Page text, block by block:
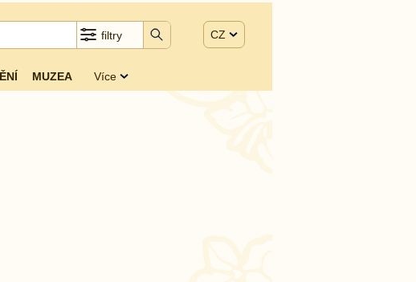
filtry CZ
MUZEA Více